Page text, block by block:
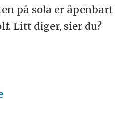
på sola er åpenbart
Litt diger, sier du?